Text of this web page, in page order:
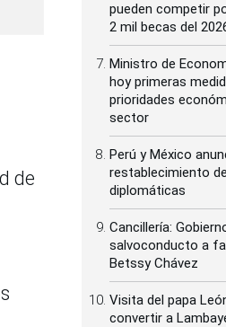
de
pueden competir
2 mil becas del
Ministro de
hoy primeras
prioridades
sector
Perú y México
restablecimiento
diplomáticas
Cancillería:
salvoconducto a
Betssy Chávez
Visita del papa
convertir a